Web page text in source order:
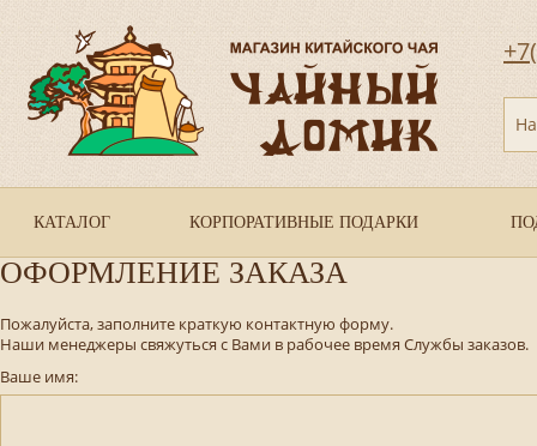
КАТАЛОГ КОРПОРАТИВНЫЕ ПОДАРКИ
ОФОРМЛЕНИЕ ЗАКАЗА
Пожалуйста, заполните краткую контактную форму.
Наши менеджеры свяжуться с Вами в рабочее время Службы заказов.
Ваше имя: